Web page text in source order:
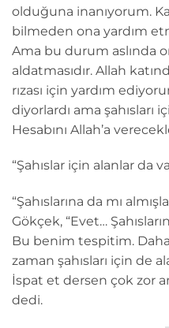
olduğuna inanıyorum.
bilmeden ona yardım
Ama bu durum aslında
aldatmasıdır. Allah
rızası için yardım
diyorlardı ama şahısları
Hesabını Allah’a
“Şahıslar için alanlar da
“Şahıslarına da mı
Gökçek, “Evet…
Bu benim tespitim.
zaman şahısları için de
İspat et dersen çok zor
dedi.